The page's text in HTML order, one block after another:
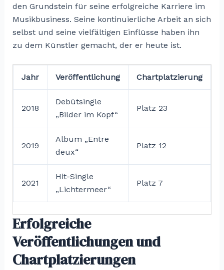
den Grundstein für seine erfolgreiche Karriere im
Musikbusiness. Seine kontinuierliche Arbeit an sich
selbst und seine vielfältigen Einflüsse haben ihn
zu dem Künstler gemacht, der er heute ist.
Jahr Veröffentlichung Chartplatzierung
2018
Debütsingle
„Bilder im Kopf“
Platz 23
2019
Album „Entre
deux“
Platz 12
2021
Hit-Single
„Lichtermeer“
Platz 7
Erfolgreiche
Veröffentlichungen und
Chartplatzierungen